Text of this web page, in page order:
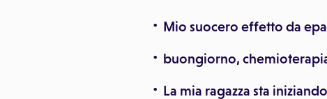
Mio suocero effetto da
buongiorno,
La mia ragazza sta